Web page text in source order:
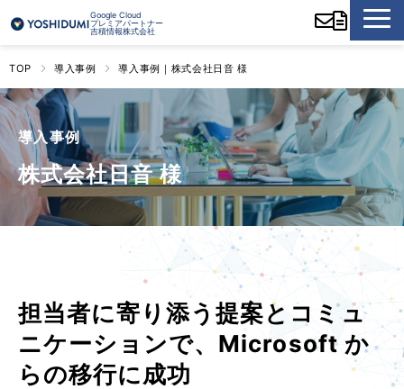
Google Cloud
プレミアパートナー
吉積情報株式会社
TOP 導入事例 導入事例｜株式会社日音 様
導入事例
株式会社日音 様
担当者に寄り添う提案とコミュ
ニケーションで、Microsoft か
らの移行に成功